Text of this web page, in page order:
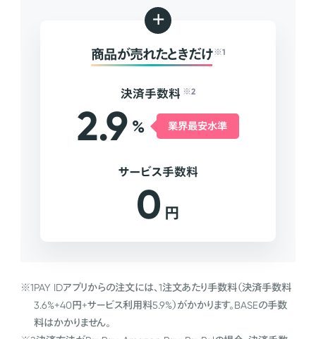
+
商品が売れたときだけ ※1
決済手数料 ※2
2.9 % 業界最安水準
サービス手数料
0 円
※1PAY IDアプリからの注文には、1注文あたり手数料（決済手数料
3.6%+40円+サービス利用料5.9%）がかかります。BASEの手数
料はかかりません。